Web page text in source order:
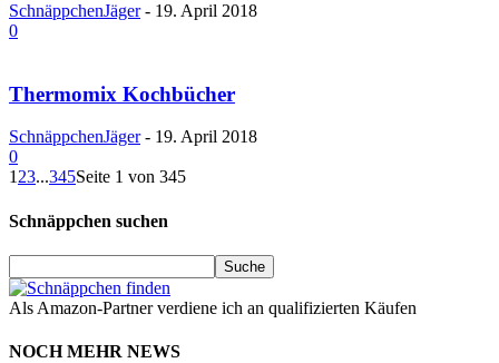
SchnäppchenJäger - 19. April 2018
0
Thermomix Kochbücher
SchnäppchenJäger - 19. April 2018
0
123...345Seite 1 von 345
Schnäppchen suchen
Als Amazon-Partner verdiene ich an qualifizierten Käufen
NOCH MEHR NEWS